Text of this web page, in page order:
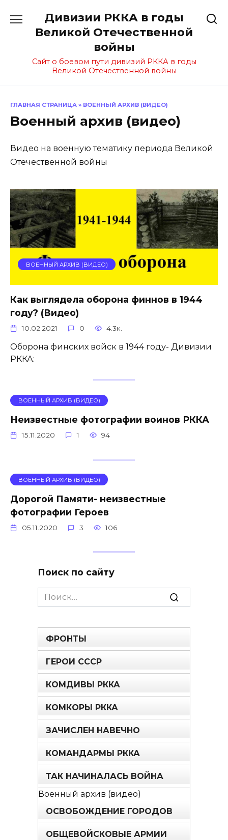
содержанию
Дивизии РККА в годы
Великой Отечественной
войны
Сайт о боевом пути дивизий РККА в годы
Великой Отечественной войны
ГЛАВНАЯ СТРАНИЦА » ВОЕННЫЙ АРХИВ (ВИДЕО)
Военный архив (видео)
Видео на военную тематику периода Великой
Отечественной войны
ВОЕННЫЙ АРХИВ (ВИДЕО)
Как выглядела оборона финнов в 1944
году? (Видео)
10.02.2021 0 4.3к.
Оборона финских войск в 1944 году- Дивизии
РККА:
ВОЕННЫЙ АРХИВ (ВИДЕО)
Неизвестные фотографии воинов РККА
15.11.2020 1 94
ВОЕННЫЙ АРХИВ (ВИДЕО)
Дорогой Памяти- неизвестные
фотографии Героев
05.11.2020 3 106
Поиск по сайту
Search
for:
ФРОНТЫ
ГЕРОИ СССР
КОМДИВЫ РККА
КОМКОРЫ РККА
ЗАЧИСЛЕН НАВЕЧНО
КОМАНДАРМЫ РККА
ТАК НАЧИНАЛАСЬ ВОЙНА
Военный архив (видео)
ОСВОБОЖДЕНИЕ ГОРОДОВ
ОБЩЕВОЙСКОВЫЕ АРМИИ